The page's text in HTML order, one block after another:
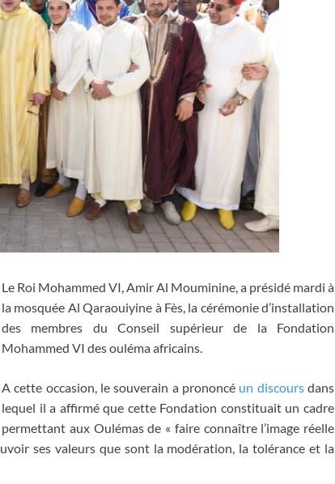
Le Roi Mohammed VI, Amir Al Mouminine, a présidé mardi à
la mosquée Al Qaraouiyine à Fès, la cérémonie d’installation
des membres du Conseil supérieur de la Fondation
Mohammed VI des ouléma africains.
A cette occasion, le souverain a prononcé un discoursdans
lequel il a affirmé que cette Fondation constituait un cadre
permettant aux Oulémas de « faire connaître l’image réelle
ses valeurs que sont la modération, la tolérance et la